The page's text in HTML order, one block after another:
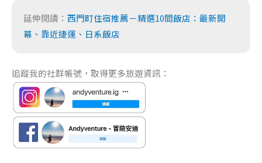
延伸閱讀： 西門町住宿推薦－精選10間飯店：最新開
幕、靠近捷運、日系飯店
追蹤我的社群帳號，取得更多旅遊資訊：